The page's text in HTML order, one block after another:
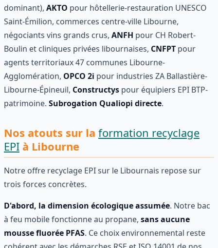
dominant), AKTO pour hôtellerie-restauration UNESCO
Saint-Émilion, commerces centre-ville Libourne,
négociants vins grands crus, ANFH pour CH Robert-
Boulin et cliniques privées libournaises, CNFPT pour
agents territoriaux 47 communes Libourne-
Agglomération, OPCO 2i pour industries ZA Ballastière-
Libourne-Épineuil, Constructys pour équipiers EPI BTP-
patrimoine. Subrogation Qualiopi directe.
Nos atouts sur la formation recyclage
EPI à Libourne
Notre offre recyclage EPI sur le Libournais repose sur
trois forces concrètes.
D'abord, la dimension écologique assumée. Notre bac
à feu mobile fonctionne au propane, sans aucune
mousse fluorée PFAS. Ce choix environnemental reste